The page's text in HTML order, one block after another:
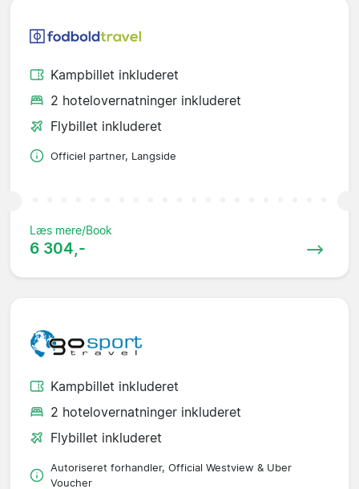
Kampbillet inkluderet
2 hotelovernatninger inkluderet
Flybillet inkluderet
Officiel partner, Langside
Læs mere/Book
6 304,-
Kampbillet inkluderet
2 hotelovernatninger inkluderet
Flybillet inkluderet
Autoriseret forhandler, Official Westview & Uber
Voucher